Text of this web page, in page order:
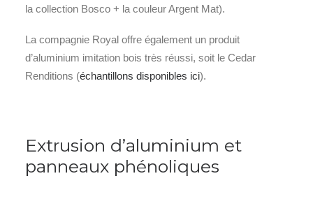
la collection Bosco + la couleur Argent Mat).
La compagnie Royal offre également un produit
d’aluminium imitation bois très réussi, soit le Cedar
Renditions (échantillons disponibles ici).
Extrusion d’aluminium et
panneaux phénoliques